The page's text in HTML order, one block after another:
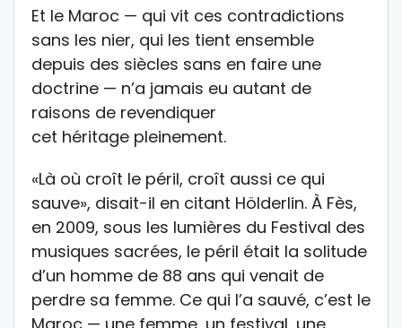
Et le Maroc — qui vit ces contradictions
sans les nier, qui les tient ensemble
depuis des siècles sans en faire une
doctrine — n’a jamais eu autant de
raisons de revendiquer
cet héritage pleinement.
«Là où croît le péril, croît aussi ce qui
sauve», disait-il en citant Hölderlin. À Fès,
en 2009, sous les lumières du Festival des
musiques sacrées, le péril était la solitude
d’un homme de 88 ans qui venait de
perdre sa femme. Ce qui l’a sauvé, c’est le